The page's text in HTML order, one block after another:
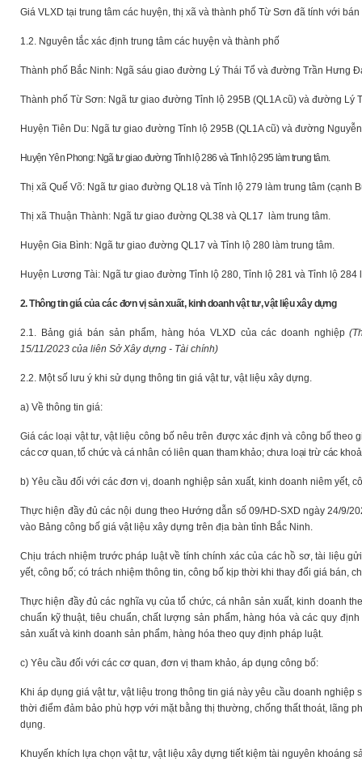
Giá VLXD tại trung tâm các huyện, thị xã và thành phố Từ Sơn đã tính với
1.2. Nguyên tắc xác định trung tâm các huyện và thành phố
Thành phố Bắc Ninh: Ngã sáu giao đường Lý Thái Tổ và đường Trần Hưng
Thành phố Từ Sơn: Ngã tư giao đường Tỉnh lộ 295B (QL1A cũ) và đường Lý
Huyện Tiên Du: Ngã tư giao đường Tỉnh lộ 295B (QL1A cũ) và đường
Huyện Yên Phong: Ngã tư giao đường Tỉnh lộ 286 và Tỉnh lộ 295 làm trung tâm.
Thị xã Quế Võ: Ngã tư giao đường QL18 và Tỉnh lộ 279 làm trung tâm (cạnh
Thị xã Thuận Thành: Ngã tư giao đường QL38 và QL17 làm trung tâm.
Huyện Gia Bình: Ngã tư giao đường QL17 và Tỉnh lộ 280 làm trung tâm.
Huyện Lương Tài: Ngã tư giao đường Tỉnh lộ 280, Tỉnh lộ 281 và Tỉnh lộ 284
2. Thông tin giá của các đơn vị sản xuất, kinh doanh vật tư, vật liệu xây dựng
2.1. Bảng giá bán sản phẩm, hàng hóa VLXD của các doanh nghiệp
15/11/2023 của liên Sở Xây dựng - Tài chính)
2.2. Một số lưu ý khi sử dụng thông tin giá vật tư, vật liệu xây dựng.
a) Về thông tin giá:
Giá các loại vật tư, vật liệu công bố nêu trên được xác định và công bố
các cơ quan, tổ chức và cá nhân có liên quan tham khảo; chưa loại trừ các
b) Yêu cầu đối với các đơn vị, doanh nghiệp sản xuất, kinh doanh niêm yết,
Thực hiện đầy đủ các nội dung theo Hướng dẫn số 09/HD-SXD ngày 24/9/
vào Bảng công bố giá vật liệu xây dựng trên địa bàn tỉnh Bắc Ninh.
Chịu trách nhiệm trước pháp luật về tính chính xác của các hồ sơ, tài liệu
yết, công bố; có trách nhiệm thông tin, công bố kịp thời khi thay đổi giá bán,
Thực hiện đầy đủ các nghĩa vụ của tổ chức, cá nhân sản xuất, kinh doanh
chuẩn kỹ thuật, tiêu chuẩn, chất lượng sản phẩm, hàng hóa và các quy
sản xuất và kinh doanh sản phẩm, hàng hóa theo quy định pháp luật.
c) Yêu cầu đối với các cơ quan, đơn vị tham khảo, áp dụng công bố:
Khi áp dụng giá vật tư, vật liệu trong thông tin giá này yêu cầu doanh
thời điểm đảm bảo phù hợp với mặt bằng thị thường, chống thất thoát, lãng
dụng.
Khuyến khích lựa chọn vật tư, vật liệu xây dựng tiết kiệm tài nguyên khoáng